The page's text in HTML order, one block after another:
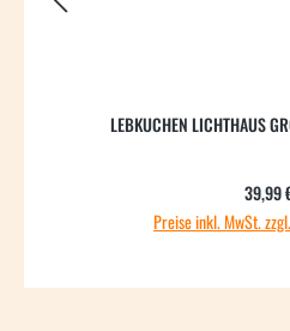
LEBKUCHEN LICHTHAUS
39,99
Preise inkl. MwSt.